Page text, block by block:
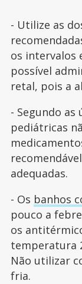
- Utilize as
os intervalos
possível
retal, pois a
- Segundo as
pediátricas
adequadas.
- Os banhos
pouco a
os
temperatura
Não utilizar
fria.